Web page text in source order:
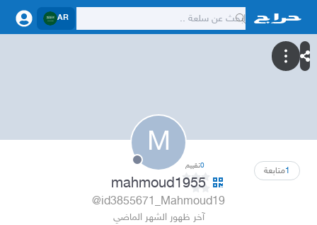
AR
M
1متابعة 0تقييم
mahmoud1955
@id3855671_Mahmoud19
آخر ظهور الشهر الماضي